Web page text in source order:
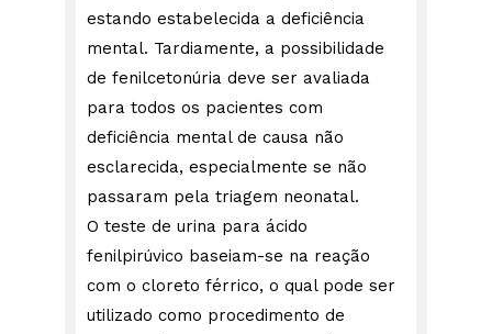
estando estabelecida a deficiência
mental. Tardiamente, a possibilidade
de fenilcetonúria deve ser avaliada
para todos os pacientes com
deficiência mental de causa não
esclarecida, especialmente se não
passaram pela triagem neonatal.
O teste de urina para ácido
fenilpirúvico baseiam-se na reação
com o cloreto férrico, o qual pode ser
utilizado como procedimento de